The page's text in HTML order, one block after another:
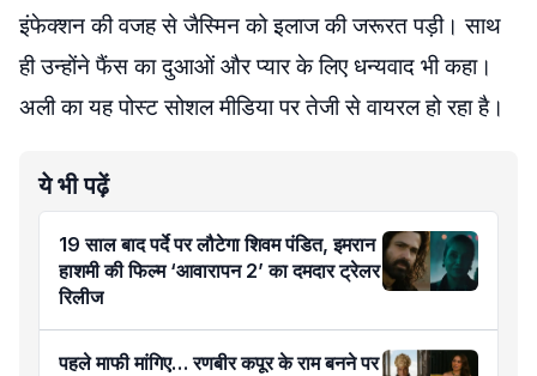
इंफेक्शन की वजह से जैस्मिन को इलाज की जरूरत पड़ी। साथ
ही उन्होंने फैंस का दुआओं और प्यार के लिए धन्यवाद भी कहा।
अली का यह पोस्ट सोशल मीडिया पर तेजी से वायरल हो रहा है।
ये भी पढ़ें
19 साल बाद पर्दे पर लौटेगा शिवम पंडित, इमरान
हाशमी की फिल्म ‘आवारापन 2’ का दमदार ट्रेलर
रिलीज
पहले माफी मांगिए… रणबीर कपूर के राम बनने पर